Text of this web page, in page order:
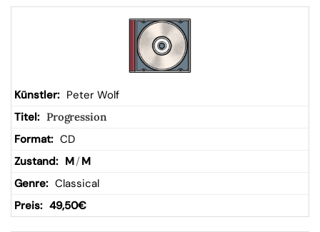
Peter Wolf
Progression
CD
M/ M
Classical
49,50€